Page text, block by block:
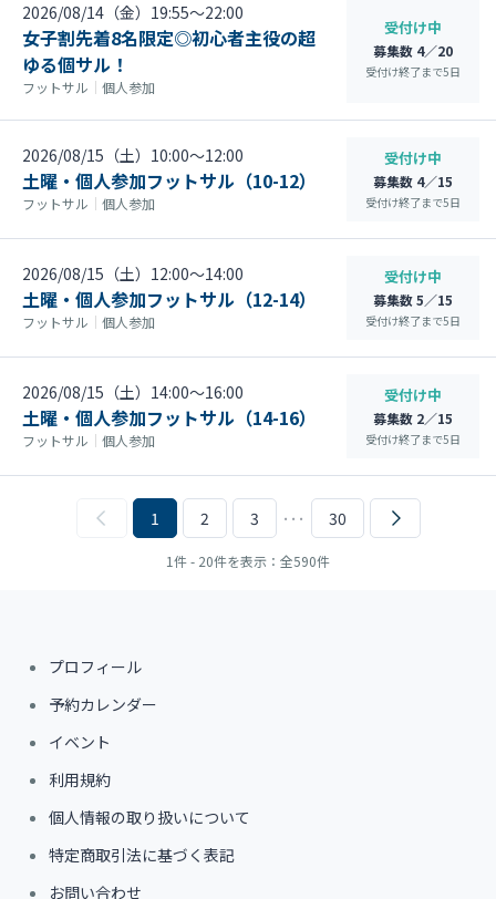
2026/08/14（金）19:55〜22:00
女子割先着8名限定◎初心者主役の超
ゆる個サル！
フットサル ｜ 個人参加
受付け中
募集数 4／20
受付け終了まで5日
2026/08/15（土）10:00〜12:00
土曜・個人参加フットサル（10-12）
フットサル ｜ 個人参加
受付け中
募集数 4／15
受付け終了まで5日
2026/08/15（土）12:00〜14:00
土曜・個人参加フットサル（12-14）
フットサル ｜ 個人参加
受付け中
募集数 5／15
受付け終了まで5日
2026/08/15（土）14:00〜16:00
土曜・個人参加フットサル（14-16）
フットサル ｜ 個人参加
受付け中
募集数 2／15
受付け終了まで5日
1 2 3 ･･･ 30
1件 - 20件を表示：全590件
プロフィール
予約カレンダー
イベント
利用規約
個人情報の取り扱いについて
特定商取引法に基づく表記
お問い合わせ